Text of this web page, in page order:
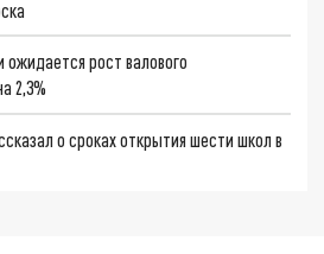
ожидается рост валового
2,3%
о сроках открытия шести школ в